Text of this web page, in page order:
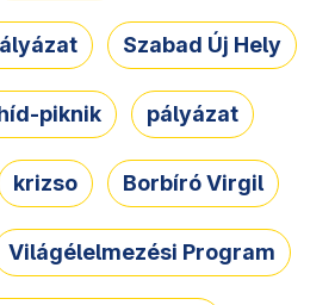
Szabad Új Hely
piknik pályázat
krizso Borbíró Virgil
Világélelmezési Program